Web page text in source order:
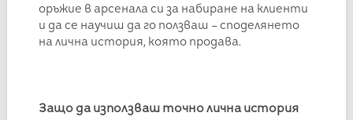
оръжие в арсенала си за набиране на клиенти
и да се научиш да го ползваш – споделянето
на лична история, която продава.
Защо да използваш точно лична история